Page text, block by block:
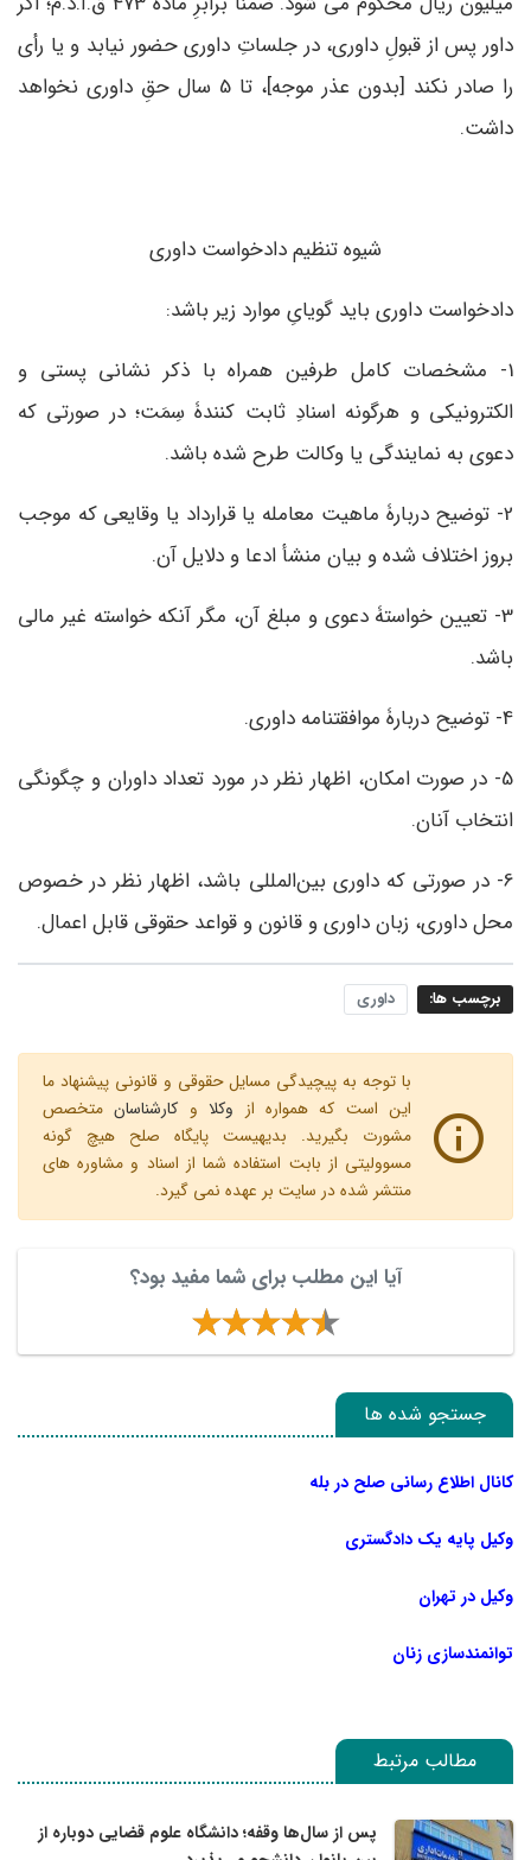
داور پس از قبولِ داوری، در جلساتِ داوری حضور نیابد و یا رأی
را صادر نکند [بدون عذر موجه]، تا 5 سال حقِ داوری نخواهد
داشت.
شیوه تنظیم دادخواست داوری
دادخواست داوری باید گویایِ موارد زیر باشد:
1- مشخصات کامل طرفین همراه با ذکر نشانی پستی و
الکترونیکی و هرگونه اسنادِ ثابت کنندۀ سِمَت؛ در صورتی که
دعوی به نمایندگی یا وکالت طرح شده باشد.
2- توضیح دربارۀ ماهیت معامله یا قرارداد یا وقایعی که موجب
بروز اختلاف شده و بیان منشأ ادعا و دلایل آن.
3- تعیین خواستۀ دعوی و مبلغ آن، مگر آنکه خواسته غیر مالی
باشد.
4- توضیح دربارۀ موافقتنامه داوری.
5- در صورت امکان، اظهار نظر در مورد تعداد داوران و چگونگی
انتخاب آنان.
6- در صورتی که داوری بین‌المللی باشد، اظهار نظر در خصوص
محل داوری، زبان داوری و قانون و قواعد حقوقی قابل اعمال.
برچسب ها: داوری
با توجه به پیچیدگی مسایل حقوقی و قانونی پیشنهاد ما
این است که همواره از وکلاو کارشناسانمتخصص
مشورت بگیرید. بدیهیست پایگاه صلح هیچ گونه
مسوولیتی از بابت استفاده شما از اسناد و مشاوره های
منتشر شده در سایت بر عهده نمی گیرد.
آیا این مطلب برای شما مفید بود؟
جستجو شده ها
کانال اطلاع رسانی صلح در بله
وکیل پایه یک دادگستری
وکیل در تهران
توانمندسازی زنان
مطالب مرتبط
پس از سال‌ها وقفه؛ دانشگاه علوم قضایی دوباره از